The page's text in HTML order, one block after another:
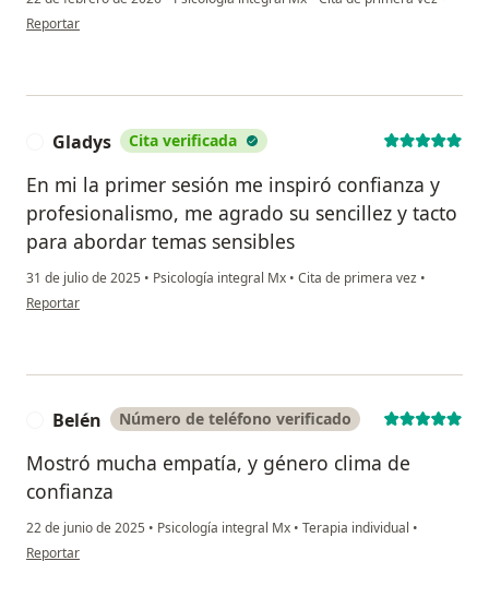
en opinión del usuario Angélica Ma. Gonzalez
Reportar
Gladys Cita verificada
En mi la primer sesión me inspiró confianza y
profesionalismo, me agrado su sencillez y tacto
para abordar temas sensibles
31 de julio de 2025 • Psicología integral Mx • Cita de primera vez •
en opinión del usuario Gladys
Reportar
Belén Número de teléfono verificado
Mostró mucha empatía, y género clima de
confianza
22 de junio de 2025 • Psicología integral Mx • Terapia individual •
en opinión del usuario Belén
Reportar